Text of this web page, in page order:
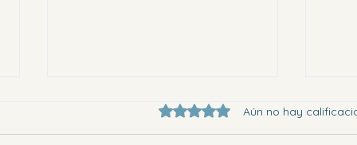
Obtuvo 0 de 5 estrellas.
Aún no hay